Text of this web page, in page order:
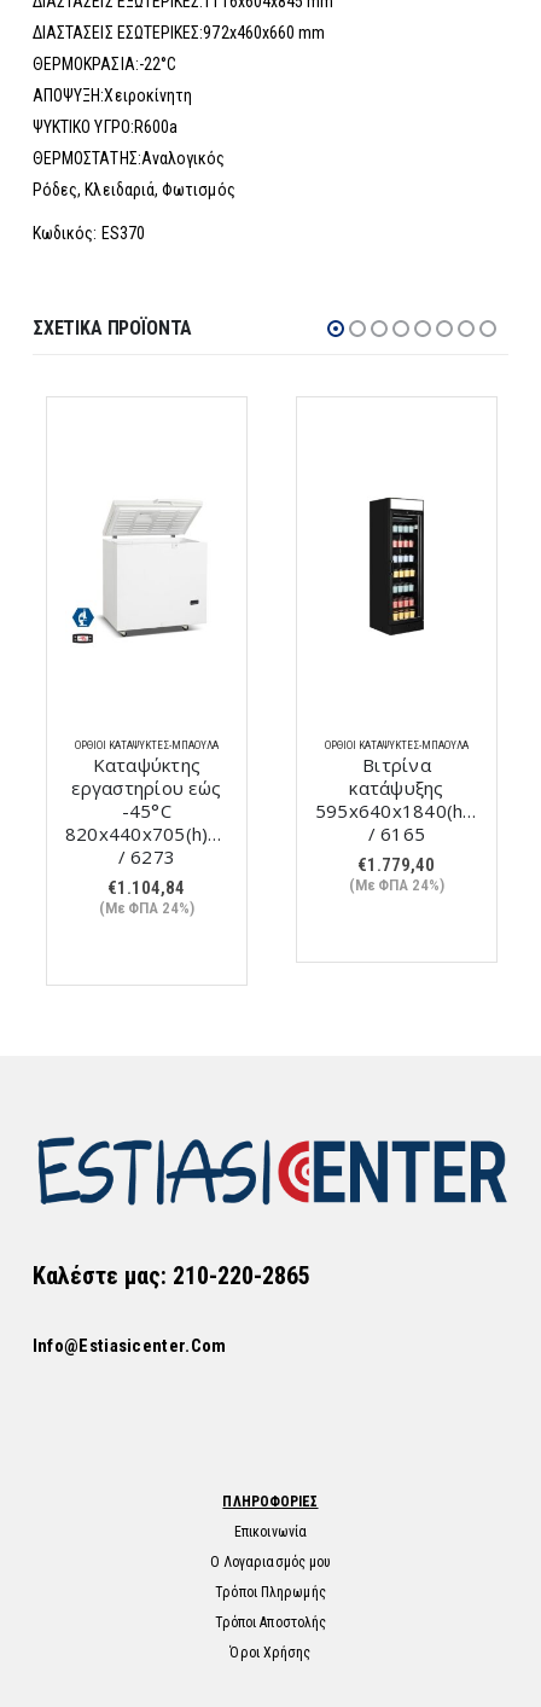
ΔΙΑΣΤΑΣΕΙΣ ΕΣΩΤΕΡΙΚΕΣ:972x460x660 mm
ΘΕΡΜΟΚΡΑΣΙΑ:-22°C
ΑΠΟΨΥΞΗ:Χειροκίνητη
ΨΥΚΤΙΚΟ ΥΓΡΟ:R600a
ΘΕΡΜΟΣΤΑΤΗΣ:Αναλογικός
Ρόδες, Κλειδαριά, Φωτισμός
Κωδικός: ES370
ΣΧΕΤΙΚΆ ΠΡΟΪΌΝΤΑ
ΌΡΘΙΟΙ ΚΑΤΑΨΎΚΤΕΣ-ΜΠΑΟΎΛΑ
Καταψύκτης
εργαστηρίου εώς
-45°C
820x440x705(h)mm
/ 6273
€1.104,84
(Με ΦΠΑ 24%)
ΌΡΘΙΟΙ ΚΑΤΑΨΎΚΤΕΣ-ΜΠΑΟΎΛΑ
Βιτρίνα
κατάψυξης
595x640x1840(h)mm
/ 6165
€1.779,40
(Με ΦΠΑ 24%)
Καλέστε μας: 210-220-2865
Info@estiasicenter.com
ΠΛΗΡΟΦΟΡΙΕΣ
Επικοινωνία
Ο Λογαριασμός μου
Τρόποι Πληρωμής
Τρόποι Αποστολής
Όροι Χρήσης